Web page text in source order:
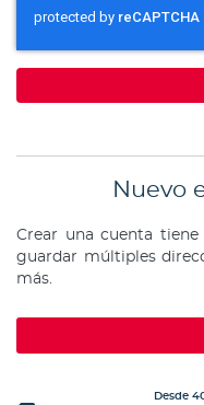
Nuevo
Crear una cuenta
guardar múltiples
más.
Desde